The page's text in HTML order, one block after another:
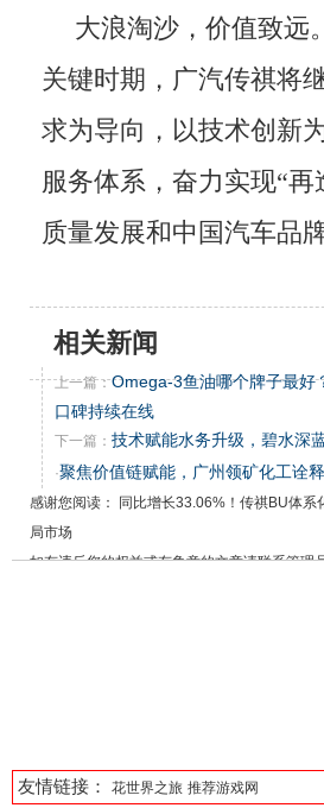
大浪淘沙，价值致远
关键时期，广汽传祺将
求为导向，以技术创新
服务体系，奋力实现“
质量发展和中国汽车品
相关新闻
上一篇：Omega-3鱼油哪个牌子最好
口碑持续在线
下一篇： 技术赋能水务升级，碧水深
·聚焦价值链赋能，广州领矿化工诠
感谢您阅读： 同比增长33.06%！传祺BU体
局市场
如有违反您的权益或有争意的文章请联系管理
友情链接： 花世界之旅 推荐游戏网